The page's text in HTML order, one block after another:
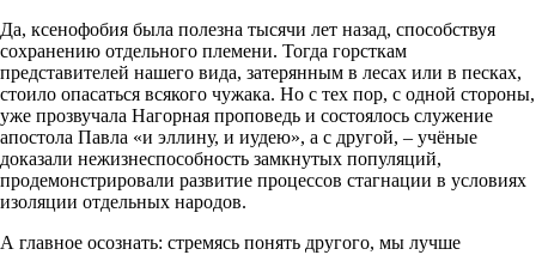
Да, ксенофобия была полезна тысячи лет назад, способствуя
сохранению отдельного племени. Тогда горсткам
представителей нашего вида, затерянным в лесах или в песках,
стоило опасаться всякого чужака. Но с тех пор, с одной стороны,
уже прозвучала Нагорная проповедь и состоялось служение
апостола Павла «и эллину, и иудею», а с другой, – учёные
доказали нежизнеспособность замкнутых популяций,
продемонстрировали развитие процессов стагнации в условиях
изоляции отдельных народов.
А главное осознать: стремясь понять другого, мы лучше